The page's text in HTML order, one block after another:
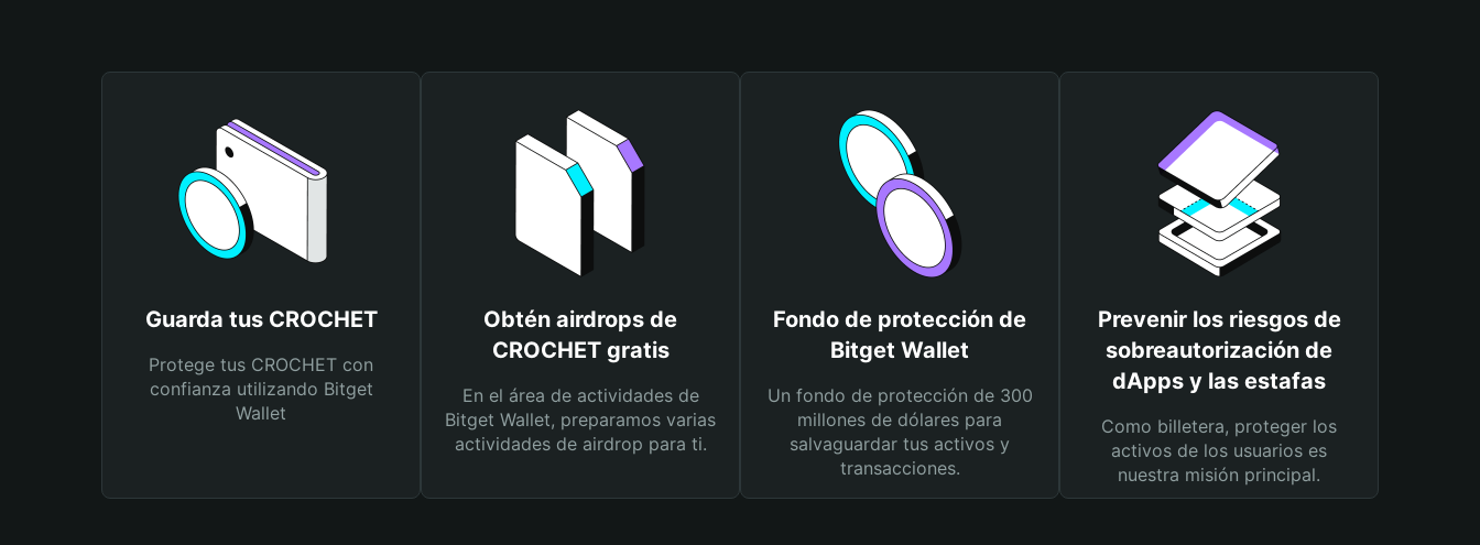
Guarda tus CROCHET
Protege tus CROCHET con
confianza utilizando Bitget
Wallet
Obtén airdrops de
CROCHET gratis
En el área de actividades de
Bitget Wallet, preparamos varias
actividades de airdrop para ti.
Fondo de protección de
Bitget Wallet
Un fondo de protección de 300
millones de dólares para
salvaguardar tus activos y
transacciones.
Prevenir los riesgos de
sobreautorización de
dApps y las estafas
Como billetera, proteger los
activos de los usuarios es
nuestra misión principal.